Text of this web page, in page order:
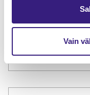
Vain